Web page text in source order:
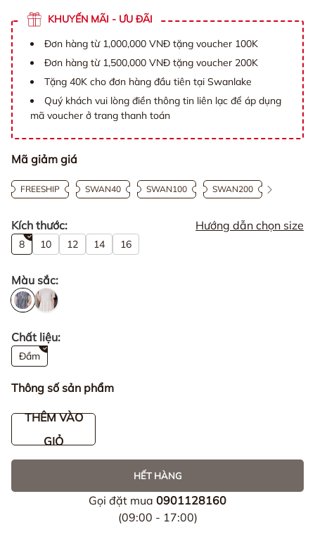
KHUYẾN MÃI - ƯU ĐÃI
Đơn hàng từ 1,000,000 VNĐ tặng voucher 100K
Đơn hàng từ 1,500,000 VNĐ tặng voucher 200K
Tặng 40K cho đơn hàng đầu tiên tại Swanlake
Quý khách vui lòng điền thông tin liên lạc để áp dụng
mã voucher ở trang thanh toán
Mã giảm giá
FREESHIP SWAN40 SWAN100 SWAN200
Kích thước: Hướng dẫn chọn size
8 10 12 14 16
Màu sắc:
Chất liệu:
Đầm
Thông số sản phẩm
THÊM VÀO
GIỎ
HẾT HÀNG
Gọi đặt mua 0901128160
(09:00 - 17:00)